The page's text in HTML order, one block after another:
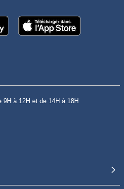
9H à 12H et de 14H à 18H